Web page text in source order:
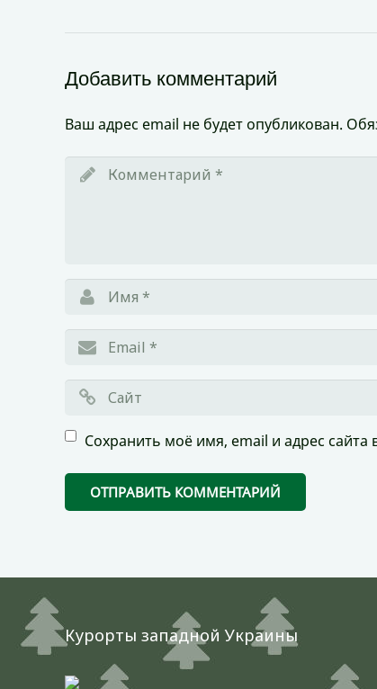
Добавить комментарий
Ваш адрес email не будет опубликован.
Сохранить моё имя, email и адрес
Курорты западной Украины